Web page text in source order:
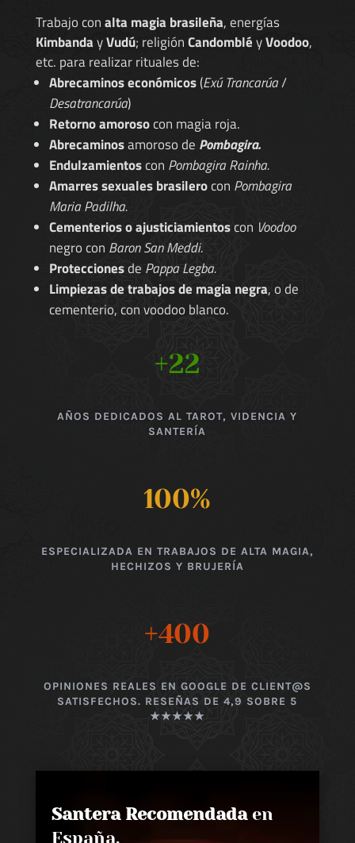
Trabajo conalta magia brasileña, energías
KimbandayVudú; religiónCandombléyVoodoo,
etc. para realizar rituales de:
Abrecaminos económicos(Exú Trancarúa/
Desatrancarúa)
Retorno amorosocon magia roja.
Abrecaminosamoroso de Pombagira.
Endulzamientoscon Pombagira Rainha.
Amarres sexuales brasilerocon Pombagira
Maria Padilha.
Cementerios o ajusticiamientoscon Voodoo
negro con Baron San Meddi.
Proteccionesde Pappa Legba.
Limpiezas de trabajos de magia negra, o de
cementerio, con voodoo blanco.
+22
AÑOS DEDICADOS AL TAROT, VIDENCIA Y
SANTERÍA
100%
ESPECIALIZADA EN TRABAJOS DE ALTA MAGIA,
HECHIZOS Y BRUJERÍA
+400
OPINIONES REALES EN GOOGLE DE CLIENT@S
SATISFECHOS. RESEÑAS DE 4,9 SOBRE 5
★★★★★
Santera Recomendadaen
España,